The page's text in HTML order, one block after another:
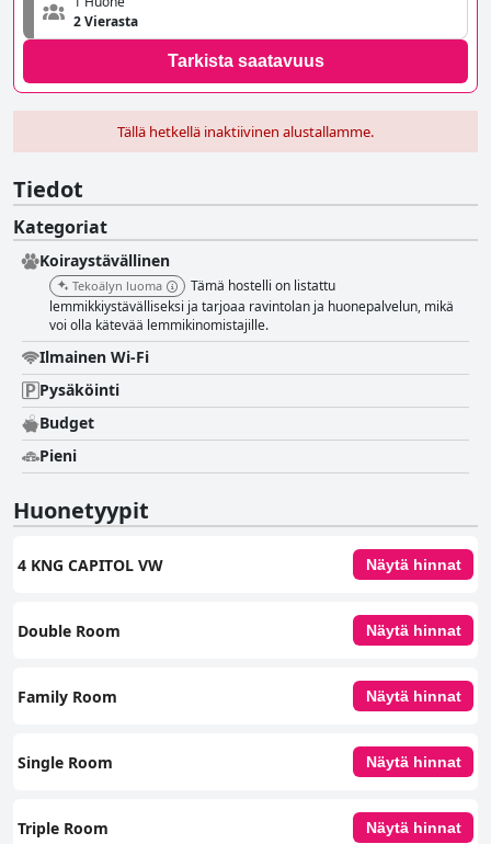
2 Vierasta
Tarkista saatavuus
Tällä hetkellä inaktiivinen alustallamme.
Tiedot
Kategoriat
Koiraystävällinen
Tekoälyn luoma
Tämä hostelli on listattu
lemmikkiystävälliseksi ja tarjoaa ravintolan ja huonepalvelun, mikä
voi olla kätevää lemmikinomistajille.
Ilmainen Wi-Fi
Pysäköinti
Budget
Pieni
Huonetyypit
4 KNG CAPITOL VW Näytä hinnat
Double Room Näytä hinnat
Family Room Näytä hinnat
Single Room Näytä hinnat
Triple Room Näytä hinnat